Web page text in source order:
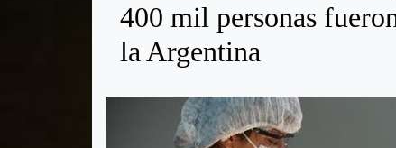
400 mil personas
la Argentina